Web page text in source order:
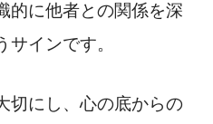
的に他者との関係を深
インです。
切にし、心の底からの